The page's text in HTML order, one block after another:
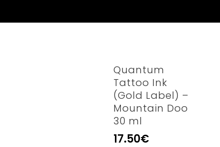
Quantum
Tattoo Ink
(Gold Label) –
Mountain Doo
30 ml
17.50€